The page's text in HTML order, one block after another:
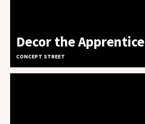
Decor the Apprentice
CONCEPT STREET